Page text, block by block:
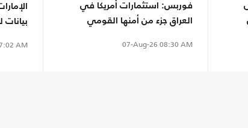
فوربس: استثمارات أمريكا في
العراق جزء من أمنها القومي
07-Aug-26 08:30 AM
AM